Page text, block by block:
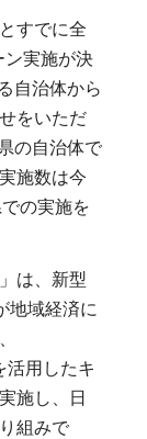
すでに全
実施が決
自治体から
をいただ
の自治体で
施数は今
の実施を
は、新型
地域経済に
活用したキ
施し、日
組みで